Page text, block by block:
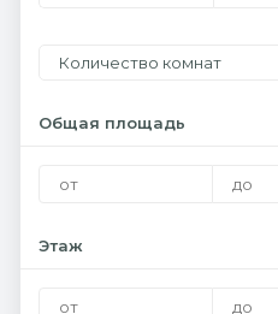
Количество комнат
Общая площадь
Этаж